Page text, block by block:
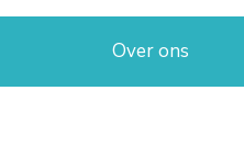
Over ons